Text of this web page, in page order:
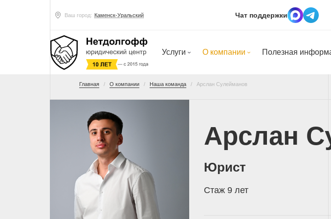
Ваш город: Каменск-Уральский Чат поддержки
Услуги О компании Полезная
Главная О компании Наша команда Арслан Сулейманов
Арслан
Юрист
Стаж 9 лет